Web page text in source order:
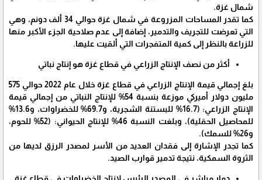
شمال غزة.
كما تقدر المساحات المزروعة في شمال غزة حوالي 34 ألف دونم، وهي
التي تعرضت للتجريف والتدمير، إضافة إلى عدم صلاحية الجزء الأكبر منها
للزراعة بالنظر إلى كمية المتفجرات التي ألقيت عليها.
أكثر من نصف الإنتاج الزراعي في قطاع غزة هو إنتاج نباتي
بلغ إجمالي قيمة الإنتاج الزراعي في قطاع غزة خلال عام 2022 حوالي 575
مليون دولار أميركي موزعة بنسبة 54% للإنتاج النباتي من إجمالي قيمة
الإنتاج الزراعي: (16.7% للبستنة الشجرية، و69.7% للخضراوات، و13.6%
للمحاصيل الحقلية)، وبلغت النسبة 46% للإنتاج الحيواني: (52% للحوم،
و26% للسمك).
كما تجدر الإشارة إلى فقدان العديد من الأسر لمصدر الرزق لديها من
الثروة السمكية، نتيجة تدمير قوارب الصيد.
دمار مباشر في المصدر الرئيس لإنتاج الخضراوات في قطاع غزة